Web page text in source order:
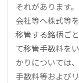
それがあります
会社等へ株式等
移管する銘柄ご
て移管手数料を
かりについては
手数料等および